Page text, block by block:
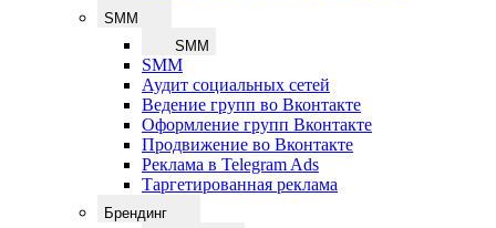
SMM
SMM
SMM
Аудит социальных сетей
Ведение групп во Вконтакте
Оформление групп Вконтакте
Продвижение во Вконтакте
Реклама в Telegram Ads
Таргетированная реклама
Брендинг